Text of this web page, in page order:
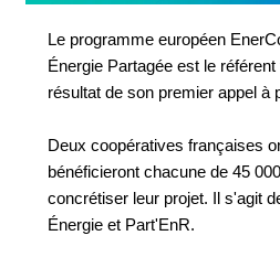
Le programme européen
Énergie Partagée est le
résultat de son premier appel à
Deux coopératives françaises
bénéficieront chacune de 45
concrétiser leur projet. Il s'agit
Énergie et Part'EnR.